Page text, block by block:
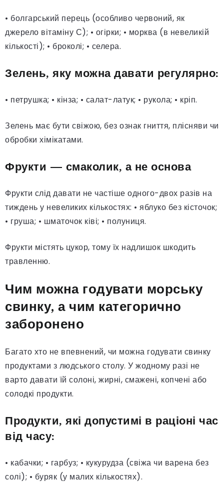
• болгарський перець (особливо червоний, як
джерело вітаміну С); • огірки; • морква (в невеликій
кількості); • броколі; • селера.
Зелень, яку можна давати регулярно:
• петрушка; • кінза; • салат-латук; • рукола; • кріп.
Зелень має бути свіжою, без ознак гниття, плісняви чи
обробки хімікатами.
Фрукти — смаколик, а не основа
Фрукти слід давати не частіше одного-двох разів на
тиждень у невеликих кількостях: • яблуко без кісточок;
• груша; • шматочок ківі; • полуниця.
Фрукти містять цукор, тому їх надлишок шкодить
травленню.
Чим можна годувати морську
свинку, а чим категорично
заборонено
Багато хто не впевнений, чи можна годувати свинку
продуктами з людського столу. У жодному разі не
варто давати їй солоні, жирні, смажені, копчені або
солодкі продукти.
Продукти, які допустимі в раціоні час
від часу:
• кабачки; • гарбуз; • кукурудза (свіжа чи варена без
солі); • буряк (у малих кількостях).